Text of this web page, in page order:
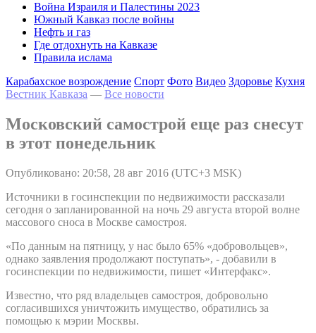
Война Израиля и Палестины 2023
Южный Кавказ после войны
Нефть и газ
Где отдохнуть на Кавказе
Правила ислама
Карабахское возрождение Спорт Фото Видео Здоровье Кухня
Вестник Кавказа — Все новости
Московский самострой еще раз снесут
в этот понедельник
Опубликовано: 20:58, 28 авг 2016 (UTC+3 MSK)
Источники в госинспекции по недвижимости рассказали
сегодня о запланированной на ночь 29 августа второй волне
массового сноса в Москве самостроя.
«По данным на пятницу, у нас было 65% «добровольцев»,
однако заявления продолжают поступать», - добавили в
госинспекции по недвижимости, пишет «Интерфакс».
Известно, что ряд владельцев самостроя, добровольно
согласившихся уничтожить имущество, обратились за
помощью к мэрии Москвы.